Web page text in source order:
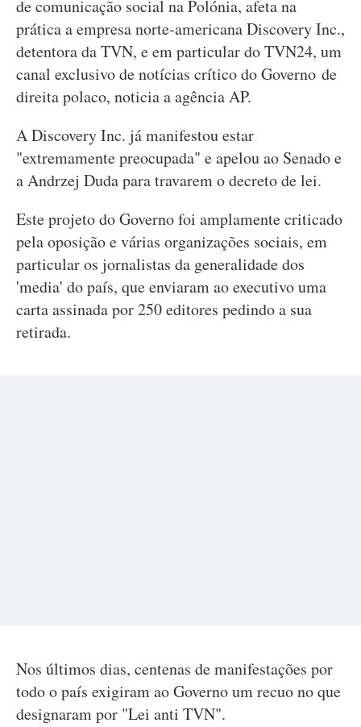
de comunicação social na Polónia, afeta na
prática a empresa norte-americana Discovery Inc.,
detentora da TVN, e em particular do TVN24, um
canal exclusivo de notícias crítico do Governo de
direita polaco, noticia a agência AP.
A Discovery Inc. já manifestou estar
"extremamente preocupada" e apelou ao Senado e
a Andrzej Duda para travarem o decreto de lei.
Este projeto do Governo foi amplamente criticado
pela oposição e várias organizações sociais, em
particular os jornalistas da generalidade dos
'media' do país, que enviaram ao executivo uma
carta assinada por 250 editores pedindo a sua
retirada.
Nos últimos dias, centenas de manifestações por
todo o país exigiram ao Governo um recuo no que
designaram por "Lei anti TVN".